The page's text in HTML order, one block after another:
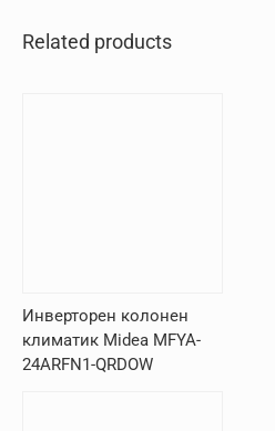
Related products
Инверторен колонен
климатик Midea MFYA-
24ARFN1-QRDOW